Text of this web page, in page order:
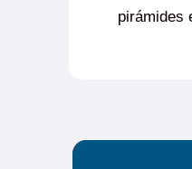
pirámides